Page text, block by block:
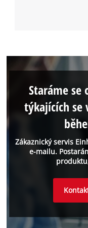
Zákaznický servis
e-mailu.
Staráme se
týkajících se